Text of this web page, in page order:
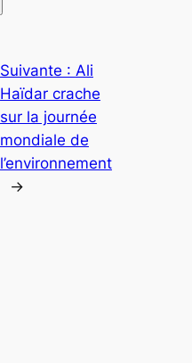
Suivante : Ali
Haïdar crache
sur la journée
mondiale de
l’environnement
→